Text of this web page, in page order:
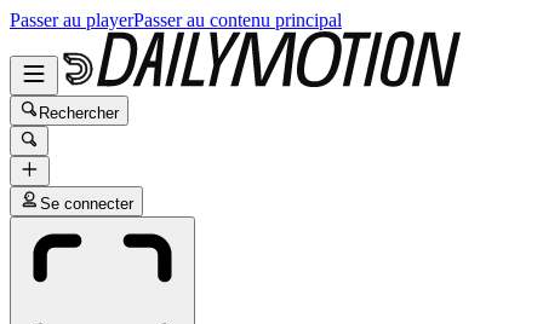
Passer au playerPasser au contenu principal
Rechercher
Se connecter